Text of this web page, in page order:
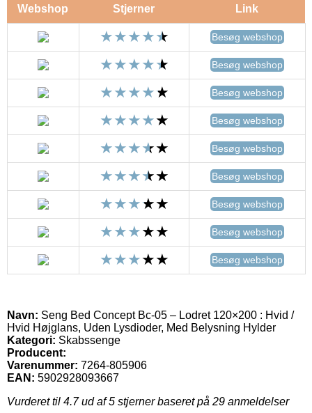
Webshop Stjerner Link
Besøg webshop
Besøg webshop
Besøg webshop
Besøg webshop
Besøg webshop
Besøg webshop
Besøg webshop
Besøg webshop
Besøg webshop
Navn: Seng Bed Concept Bc-05 – Lodret 120×200 : Hvid /
Hvid Højglans, Uden Lysdioder, Med Belysning Hylder
Kategori: Skabssenge
Producent:
Varenummer: 7264-805906
EAN: 5902928093667
Vurderet til 4.7ud af 5 stjerner baseret på 29 anmeldelser